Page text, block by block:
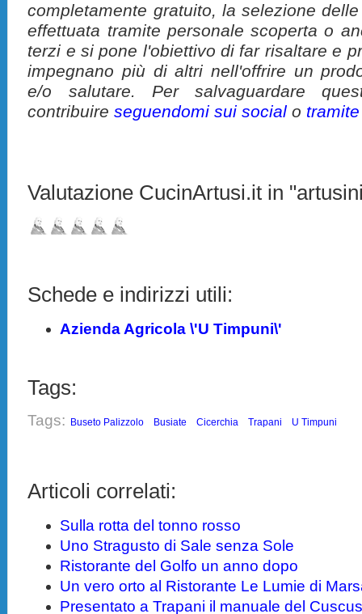
completamente gratuito, la selezione
effettuata tramite personale scoperta o
terzi e si pone l'obiettivo di far risaltare e
impegnano più di altri nell'offrire un
e/o salutare. Per salvaguardare
contribuireseguendomi sui social o
Valutazione CucinArtusi.it in
Schede e indirizzi utili:
Azienda Agricola \'U Timpuni\'
Tags:
Tags: Buseto Palizzolo Busiate Cicerchia Trapani U Timpuni
Articoli correlati:
Sulla rotta del tonno rosso
Uno Stragusto di Sale senza Sole
Ristorante del Golfo un anno dopo
Un vero orto al Ristorante Le Lumie di
Presentato a Trapani il manuale del